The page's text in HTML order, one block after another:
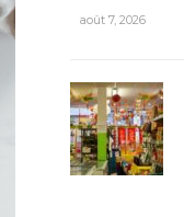
août 7, 2026